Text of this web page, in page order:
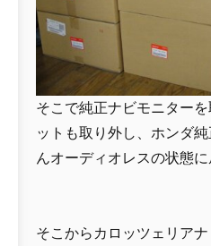
そこで純正ナビモニター
ットも取り外し、ホンダ
んオーディオレスの状態
そこからカロッツェリア